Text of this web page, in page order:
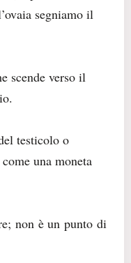
segniamo il
scende verso il
testicolo o
una moneta
non è un punto di